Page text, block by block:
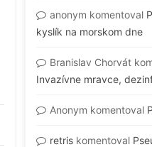
anonym komentoval
kyslík na morskom dne
Branislav Chorvát
Invazívne mravce,
Anonym komentoval
retriskomentoval